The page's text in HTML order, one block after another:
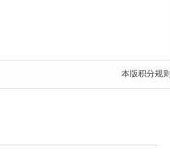
本版积分规则